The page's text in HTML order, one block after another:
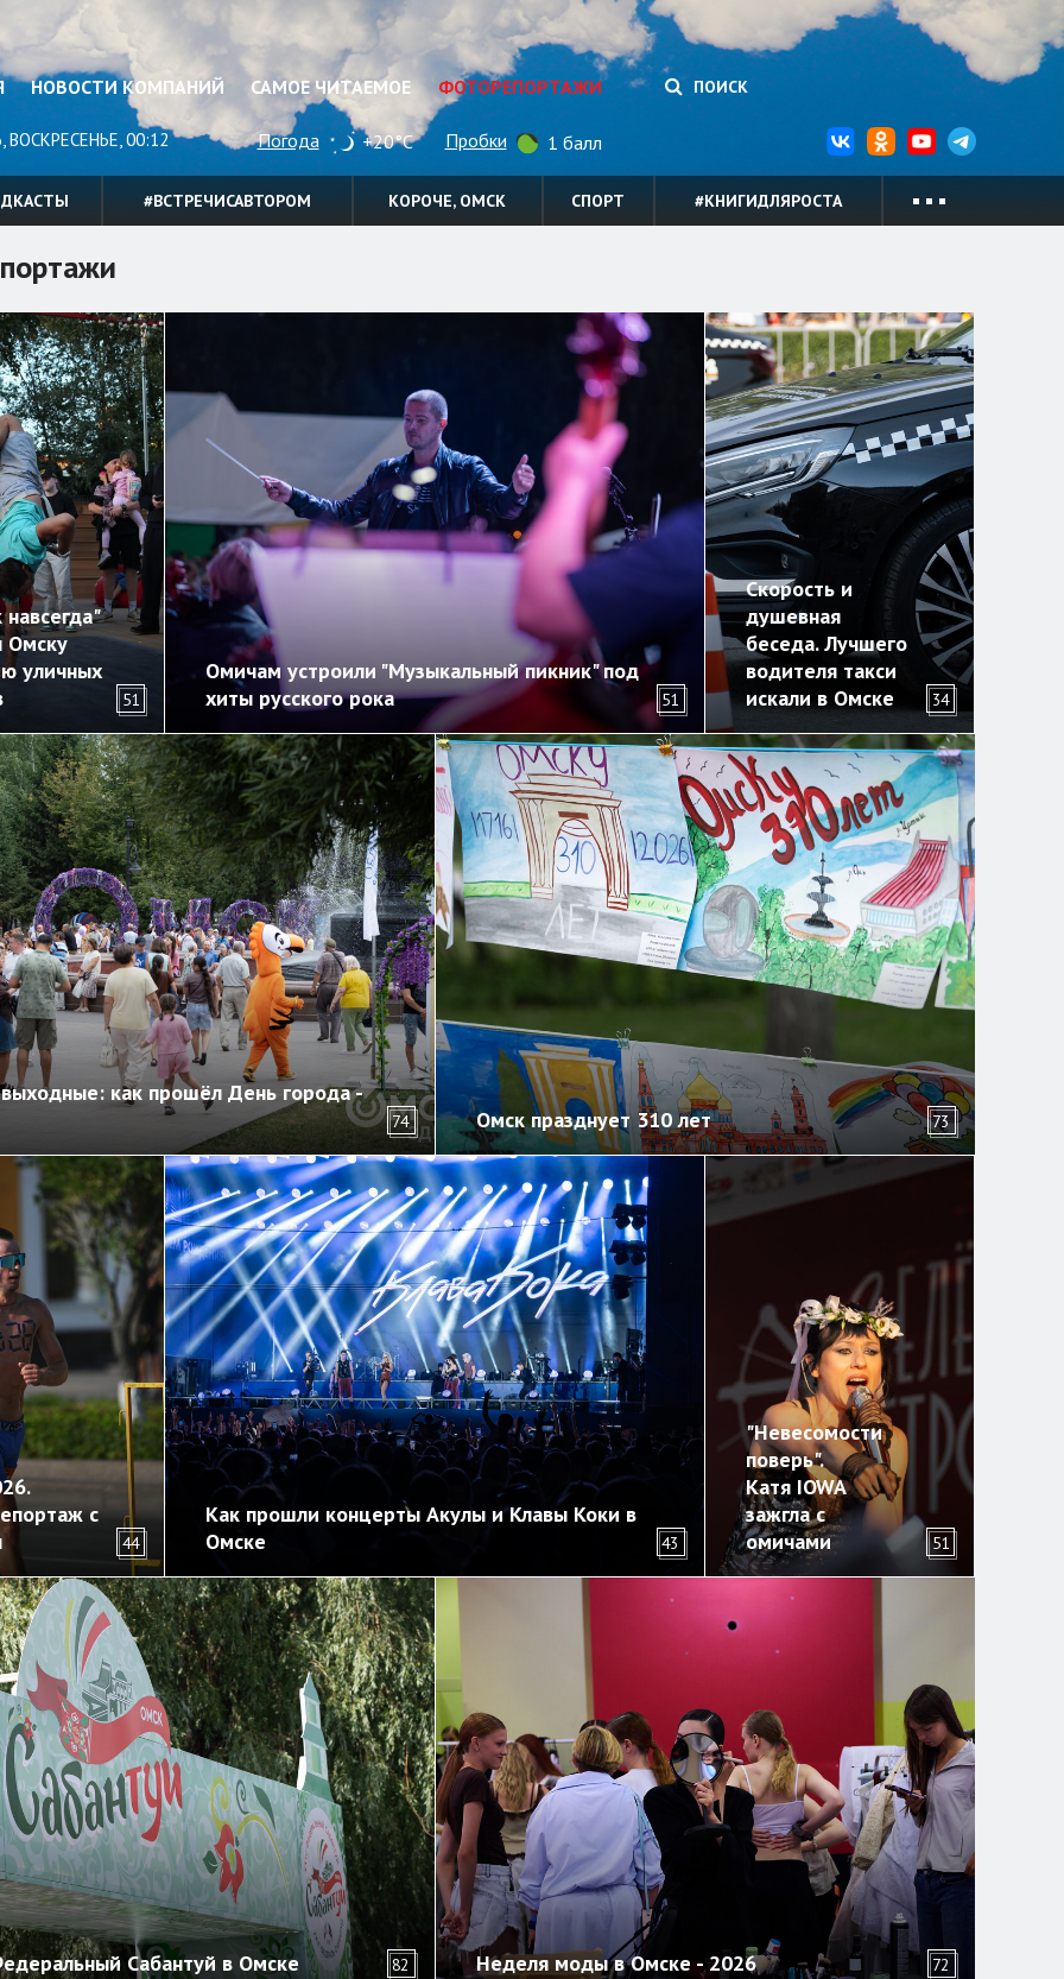
НОВОСТИ КОМПАНИЙ САМОЕ ЧИТАЕМОЕ ФОТОРЕПОРТАЖИ ПОИСК
ВОСКРЕСЕНЬЕ, 00:12 Погода +20°C Пробки 1 балл
#ВСТРЕЧИСАВТОРОМ КОРОЧЕ, ОМСК СПОРТ #КНИГИДЛЯРОСТА
Омску
уличных
51
Омичам устроили "Музыкальный пикник" под
хиты русского рока
51
Скорость и
душевная
беседа. Лучшего
водителя такси
искали в Омске
34
как прошёл День города -
74 Омск празднует 310 лет 73
с
44
Как прошли концерты Акулы и Клавы Коки в
Омске
43
"Невесомости
поверь".
Катя IOWA
зажгла с
омичами
51
Сабантуй в Омске 82 Неделя моды в Омске - 2026 72